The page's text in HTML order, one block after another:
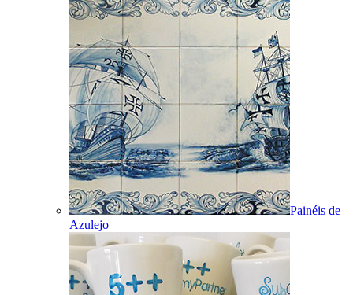
Painéis de
Azulejo